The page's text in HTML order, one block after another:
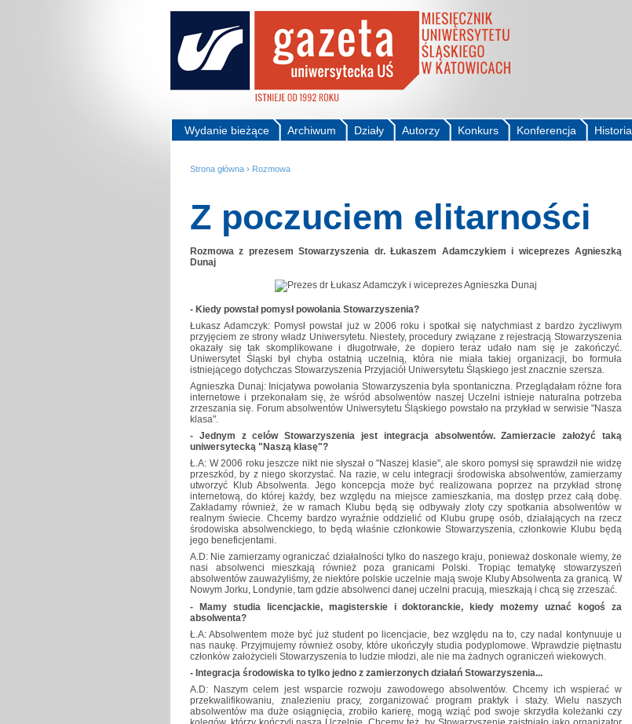
Historia
Konferencja
Konkurs
Autorzy
Działy
Archiwum
Wydanie bieżące
Strona główna › Rozmowa
Z poczuciem elitarności
Rozmowa z prezesem Stowarzyszenia dr. Łukaszem Adamczykiem i wiceprezes Agnieszką
Dunaj
- Kiedy powstał pomysł powołania Stowarzyszenia?
Łukasz Adamczyk: Pomysł powstał już w 2006 roku i spotkał się natychmiast z bardzo życzliwym
przyjęciem ze strony władz Uniwersytetu. Niestety, procedury związane z rejestracją Stowarzyszenia
okazały się tak skomplikowane i długotrwałe, że dopiero teraz udało nam się je zakończyć.
Uniwersytet Śląski był chyba ostatnią uczelnią, która nie miała takiej organizacji, bo formuła
istniejącego dotychczas Stowarzyszenia Przyjaciół Uniwersytetu Śląskiego jest znacznie szersza.
Agnieszka Dunaj: Inicjatywa powołania Stowarzyszenia była spontaniczna. Przeglądałam różne fora
internetowe i przekonałam się, że wśród absolwentów naszej Uczelni istnieje naturalna potrzeba
zrzeszania się. Forum absolwentów Uniwersytetu Śląskiego powstało na przykład w serwisie "Nasza
klasa".
- Jednym z celów Stowarzyszenia jest integracja absolwentów. Zamierzacie założyć taką
uniwersytecką "Naszą klasę"?
Ł.A: W 2006 roku jeszcze nikt nie słyszał o "Naszej klasie", ale skoro pomysł się sprawdził nie widzę
przeszkód, by z niego skorzystać. Na razie, w celu integracji środowiska absolwentów, zamierzamy
utworzyć Klub Absolwenta. Jego koncepcja może być realizowana poprzez na przykład stronę
internetową, do której każdy, bez względu na miejsce zamieszkania, ma dostęp przez całą dobę.
Zakładamy również, że w ramach Klubu będą się odbywały zloty czy spotkania absolwentów w
realnym świecie. Chcemy bardzo wyraźnie oddzielić od Klubu grupę osób, działających na rzecz
środowiska absolwenckiego, to będą właśnie członkowie Stowarzyszenia, członkowie Klubu będą
jego beneficjentami.
A.D: Nie zamierzamy ograniczać działalności tylko do naszego kraju, ponieważ doskonale wiemy, że
nasi absolwenci mieszkają również poza granicami Polski. Tropiąc tematykę stowarzyszeń
absolwentów zauważyliśmy, że niektóre polskie uczelnie mają swoje Kluby Absolwenta za granicą. W
Nowym Jorku, Londynie, tam gdzie absolwenci danej uczelni pracują, mieszkają i chcą się zrzeszać.
- Mamy studia licencjackie, magisterskie i doktoranckie, kiedy możemy uznać kogoś za
absolwenta?
Ł.A: Absolwentem może być już student po licencjacie, bez względu na to, czy nadal kontynuuje u
nas naukę. Przyjmujemy również osoby, które ukończyły studia podyplomowe. Wprawdzie piętnastu
członków założycieli Stowarzyszenia to ludzie młodzi, ale nie ma żadnych ograniczeń wiekowych.
- Integracja środowiska to tylko jedno z zamierzonych działań Stowarzyszenia...
A.D: Naszym celem jest wsparcie rozwoju zawodowego absolwentów. Chcemy ich wspierać w
przekwalifikowaniu, znalezieniu pracy, zorganizować program praktyk i staży. Wielu naszych
absolwentów ma duże osiągnięcia, zrobiło karierę, mogą wziąć pod swoje skrzydła koleżanki czy